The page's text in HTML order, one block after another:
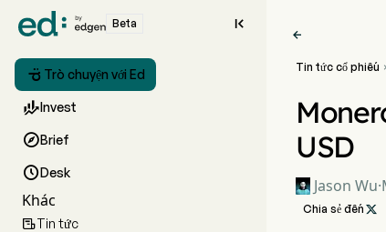
Beta 
 Trò chuyện với Ed
Invest
Brief
Desk
Khác
Tin tức

Tin tức cổ phiếu 
USD
Jason Wu·
Chia sẻ đến 